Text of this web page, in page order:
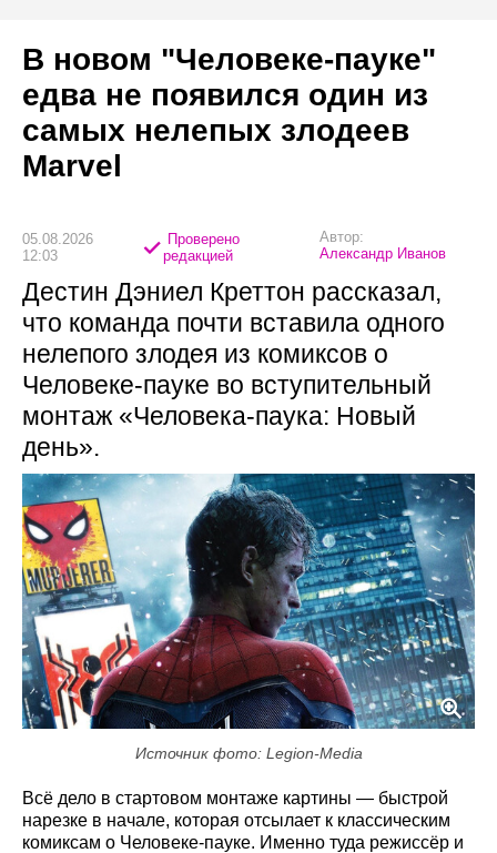
В новом "Человеке-пауке"
едва не появился один из
самых нелепых злодеев
Marvel
05.08.2026
12:03
Проверено
редакцией
Автор:
Александр Иванов
Дестин Дэниел Креттон рассказал,
что команда почти вставила одного
нелепого злодея из комиксов о
Человеке-пауке во вступительный
монтаж «Человека-паука: Новый
день».
Источник фото: Legion-Media
Всё дело в стартовом монтаже картины — быстрой
нарезке в начале, которая отсылает к классическим
комиксам о Человеке-пауке. Именно туда режиссёр и